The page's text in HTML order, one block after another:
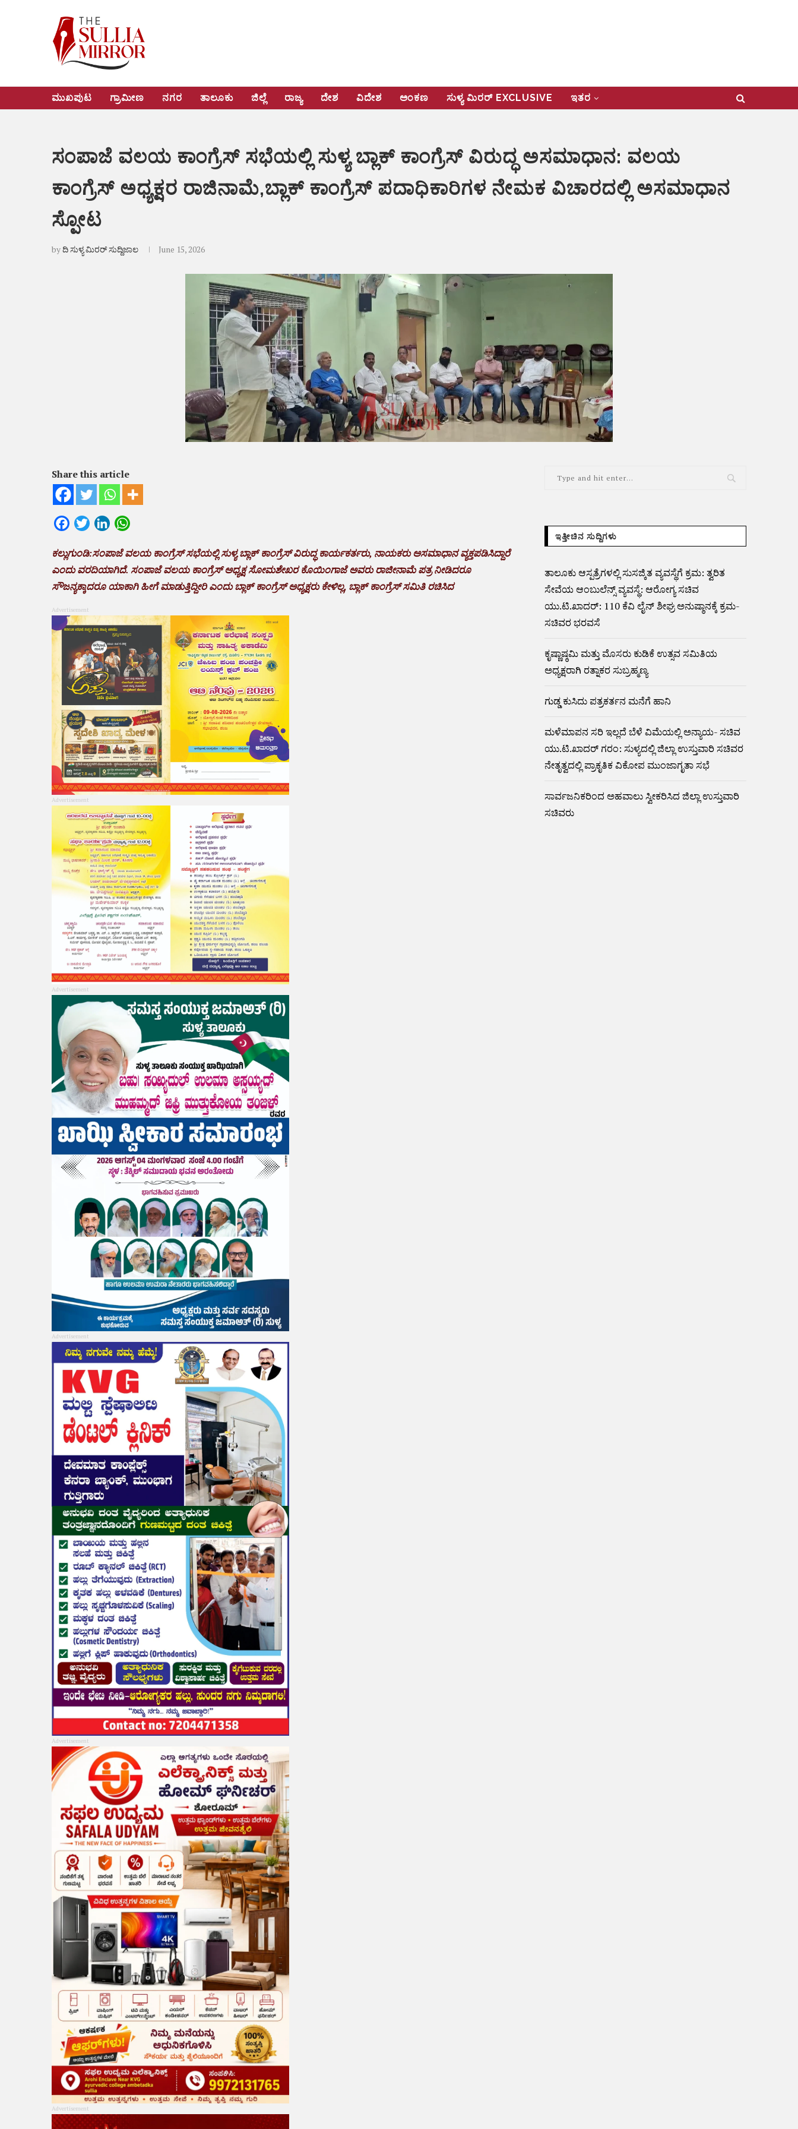
ಮುಖಪುಟ ಗ್ರಾಮೀಣ ನಗರ ತಾಲೂಕು ಜಿಲ್ಲೆ ರಾಜ್ಯ ದೇಶ ವಿದೇಶ ಅಂಕಣ ಸುಳ್ಯ ಮಿರರ್‌ EXCLUSIVE ಇತರ
ಸಂಪಾಜೆ ವಲಯ ಕಾಂಗ್ರೆಸ್ ಸಭೆಯಲ್ಲಿ ಸುಳ್ಯ ಬ್ಲಾಕ್ ಕಾಂಗ್ರೆಸ್ ವಿರುದ್ಧ ಅಸಮಾಧಾನ: ವಲಯ
ಕಾಂಗ್ರೆಸ್ ಅಧ್ಯಕ್ಷರ ರಾಜಿನಾಮೆ,ಬ್ಲಾಕ್ ಕಾಂಗ್ರೆಸ್ ಪದಾಧಿಕಾರಿಗಳ ನೇಮಕ ವಿಚಾರದಲ್ಲಿ ಅಸಮಾಧಾನ
ಸ್ಪೋಟ
byದಿ ಸುಳ್ಯ ಮಿರರ್ ಸುದ್ದಿಜಾಲ June 15, 2026
Share this article
FacebookTwitterLinkedIn
ಕಲ್ಲುಗುಂಡಿ:ಸಂಪಾಜೆ ವಲಯ ಕಾಂಗ್ರೆಸ್ ಸಭೆಯಲ್ಲಿ ಸುಳ್ಯ ಬ್ಲಾಕ್ ಕಾಂಗ್ರೆಸ್ ವಿರುದ್ಧ ಕಾರ್ಯಕರ್ತರು, ನಾಯಕರು ಅಸಮಾಧಾನ ವ್ಯಕ್ತಪಡಿಸಿದ್ದಾರೆ
ಎಂದು ವರದಿಯಾಗಿದೆ. ಸಂಪಾಜೆ ವಲಯ ಕಾಂಗ್ರೆಸ್ ಅಧ್ಯಕ್ಷ ಸೋಮಶೇಖರ ಕೊಯಿಂಗಾಜೆ ಅವರು ರಾಜೀನಾಮೆ ಪತ್ರ ನೀಡಿದರೂ
ಸೌಜನ್ಯಕ್ಕಾದರೂ ಯಾಕಾಗಿ ಹೀಗೆ ಮಾಡುತ್ತಿದ್ದೀರಿ ಎಂದು ಬ್ಲಾಕ್ ಕಾಂಗ್ರೆಸ್ ಅಧ್ಯಕ್ಷರು ಕೇಳಿಲ್ಲ, ಬ್ಲಾಕ್ ಕಾಂಗ್ರೆಸ್ ಸಮಿತಿ ರಚಿಸಿದ
Advertisement
Advertisement
Advertisement
Advertisement
Advertisement
Advertisement
ಇತ್ತೀಚಿನ ಸುದ್ದಿಗಳು
ತಾಲೂಕು ಆಸ್ಪತ್ರೆಗಳಲ್ಲಿ ಸುಸಜ್ಕಿತ ವ್ಯವಸ್ಥೆಗೆ ಕ್ರಮ: ತ್ವರಿತ
ಸೇವೆಯ ಆಂಬುಲೆನ್ಸ್ ವ್ಯವಸ್ಥೆ: ಆರೋಗ್ಯ ಸಚಿವ
ಯು.ಟಿ.ಖಾದರ್: 110 ಕೆವಿ ಲೈನ್ ಶೀಘ್ರ ಅನುಷ್ಠಾನಕ್ಕೆ ಕ್ರಮ-
ಸಚಿವರ ಭರವಸೆ
ಕೃಷ್ಣಾಷ್ಠಮಿ ಮತ್ತು ಮೊಸರು ಕುಡಿಕೆ ಉತ್ಸವ ಸಮಿತಿಯ
ಅಧ್ಯಕ್ಷರಾಗಿ ರತ್ನಾಕರ ಸುಬ್ರಹ್ಮಣ್ಯ
ಗುಡ್ಡ ಕುಸಿದು ಪತ್ರಕರ್ತನ ಮನೆಗೆ ಹಾನಿ
ಮಳೆಮಾಪನ ಸರಿ ಇಲ್ಲದೆ ಬೆಳೆ ವಿಮೆಯಲ್ಲಿ ಅನ್ಯಾಯ- ಸಚಿವ
ಯು.ಟಿ.ಖಾದರ್ ಗರಂ: ಸುಳ್ಯದಲ್ಲಿ ಜಿಲ್ಲಾ ಉಸ್ತುವಾರಿ ಸಚಿವರ
ನೇತೃತ್ವದಲ್ಲಿ ಪ್ರಾಕೃತಿಕ ವಿಕೋಪ ಮುಂಜಾಗೃತಾ ಸಭೆ
ಸಾರ್ವಜನಿಕರಿಂದ ಅಹವಾಲು ಸ್ವೀಕರಿಸಿದ ಜಿಲ್ಲಾ ಉಸ್ತುವಾರಿ
ಸಚಿವರು